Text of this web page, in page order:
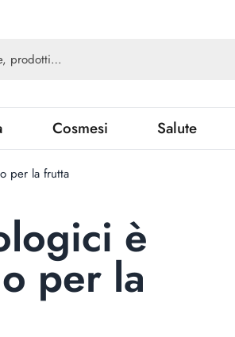
Cosmesi Salute
per la frutta
è
per la